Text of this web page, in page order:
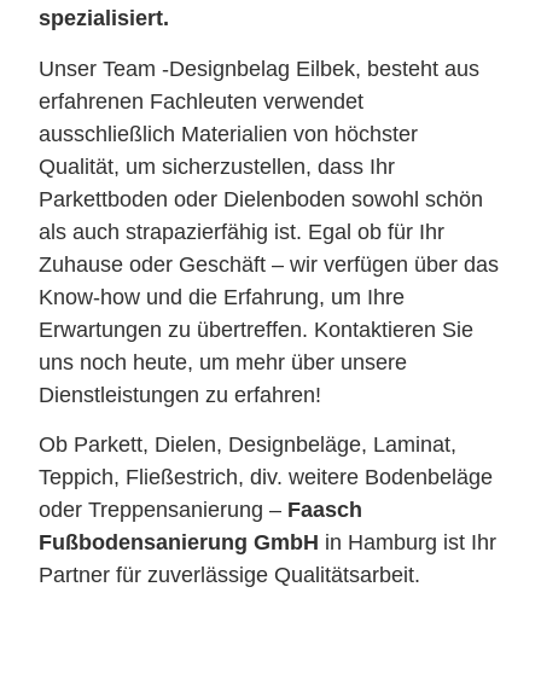
spezialisiert.
Unser Team -Designbelag Eilbek, besteht aus
erfahrenen Fachleuten verwendet
ausschließlich Materialien von höchster
Qualität, um sicherzustellen, dass Ihr
Parkettboden oder Dielenboden sowohl schön
als auch strapazierfähig ist. Egal ob für Ihr
Zuhause oder Geschäft – wir verfügen über das
Know-how und die Erfahrung, um Ihre
Erwartungen zu übertreffen. Kontaktieren Sie
uns noch heute, um mehr über unsere
Dienstleistungen zu erfahren!
Ob Parkett, Dielen, Designbeläge, Laminat,
Teppich, Fließestrich, div. weitere Bodenbeläge
oder Treppensanierung – Faasch
Fußbodensanierung GmbH in Hamburg ist Ihr
Partner für zuverlässige Qualitätsarbeit.